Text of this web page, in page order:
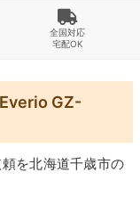
全国対応
宅配OK
GZ-
を北海道千歳市の